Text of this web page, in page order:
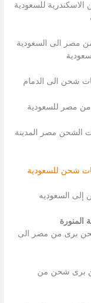
للسعودية
الى السعودية
شحن الى الدمام
مصر للسعودية
الشحن مصر المدينة
شحن للسعودية
السعوديه
المنورة
برى من مصر الى
برى شحن من